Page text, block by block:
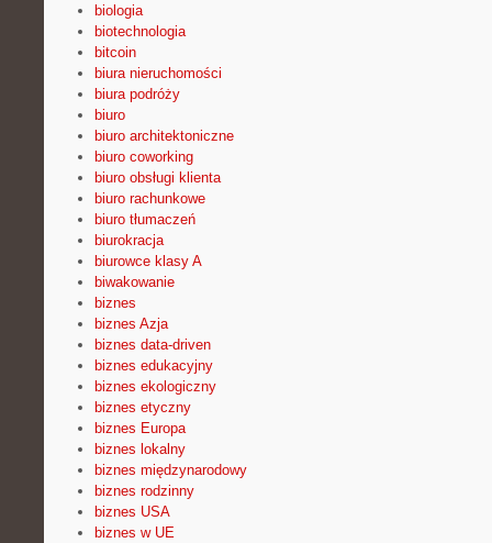
biologia
biotechnologia
bitcoin
biura nieruchomości
biura podróży
biuro
biuro architektoniczne
biuro coworking
biuro obsługi klienta
biuro rachunkowe
biuro tłumaczeń
biurokracja
biurowce klasy A
biwakowanie
biznes
biznes Azja
biznes data-driven
biznes edukacyjny
biznes ekologiczny
biznes etyczny
biznes Europa
biznes lokalny
biznes międzynarodowy
biznes rodzinny
biznes USA
biznes w UE